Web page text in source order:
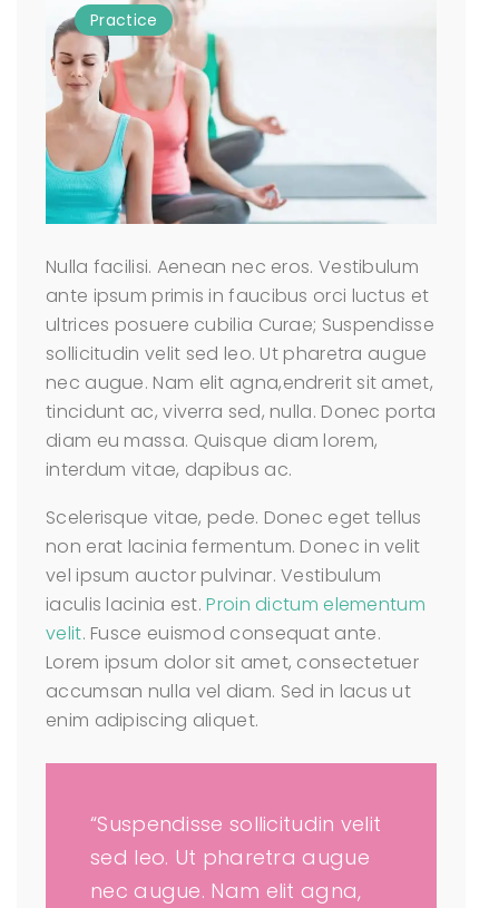
Practice
Nulla facilisi. Aenean nec eros. Vestibulum
ante ipsum primis in faucibus orci luctus et
ultrices posuere cubilia Curae; Suspendisse
sollicitudin velit sed leo. Ut pharetra augue
nec augue. Nam elit agna,endrerit sit amet,
tincidunt ac, viverra sed, nulla. Donec porta
diam eu massa. Quisque diam lorem,
interdum vitae, dapibus ac.
Scelerisque vitae, pede. Donec eget tellus
non erat lacinia fermentum. Donec in velit
vel ipsum auctor pulvinar. Vestibulum
iaculis lacinia est.Proin dictum elementum
velit. Fusce euismod consequat ante.
Lorem ipsum dolor sit amet, consectetuer
accumsan nulla vel diam. Sed in lacus ut
enim adipiscing aliquet.
“Suspendisse sollicitudin velit
sed leo. Ut pharetra augue
nec augue. Nam elit agna,